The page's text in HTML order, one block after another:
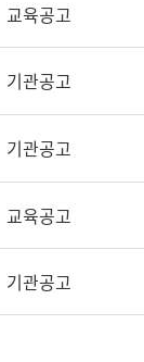
교육공고
기관공고
기관공고
교육공고
기관공고